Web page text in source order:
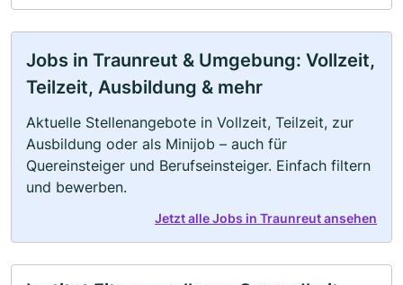
Jobs in Traunreut & Umgebung: Vollzeit,
Teilzeit, Ausbildung & mehr
Aktuelle Stellenangebote in Vollzeit, Teilzeit, zur
Ausbildung oder als Minijob – auch für
Quereinsteiger und Berufseinsteiger. Einfach filtern
und bewerben.
Jetzt alle Jobs in Traunreut ansehen